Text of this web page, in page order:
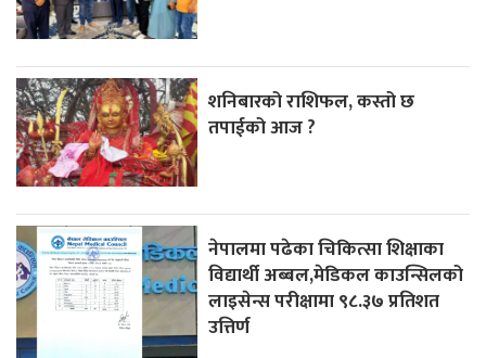
शनिबारको राशिफल, कस्तो छ
तपाईको आज ?
नेपालमा पढेका चिकित्सा शिक्षाका
विद्यार्थी अब्बल,मेडिकल काउन्सिलको
लाइसेन्स परीक्षामा ९८.३७ प्रतिशत
उत्तिर्ण